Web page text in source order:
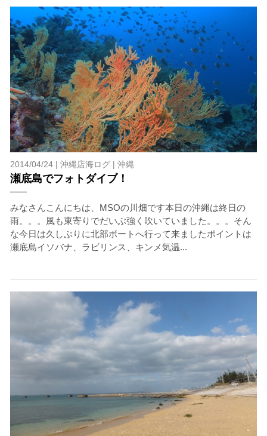
2014/04/24 | 沖縄店海ログ| 沖縄
瀬底島でフォトダイブ！
みなさんこんにちは、MSOの川畑です本日の沖縄は終日の
雨。。。風も東寄りでだいぶ強く吹いていました。。。そん
な今日は久しぶりに北部ボートへ行って来ましたポイントは
瀬底島イソバナ、ラビリンス、キンメ気温...